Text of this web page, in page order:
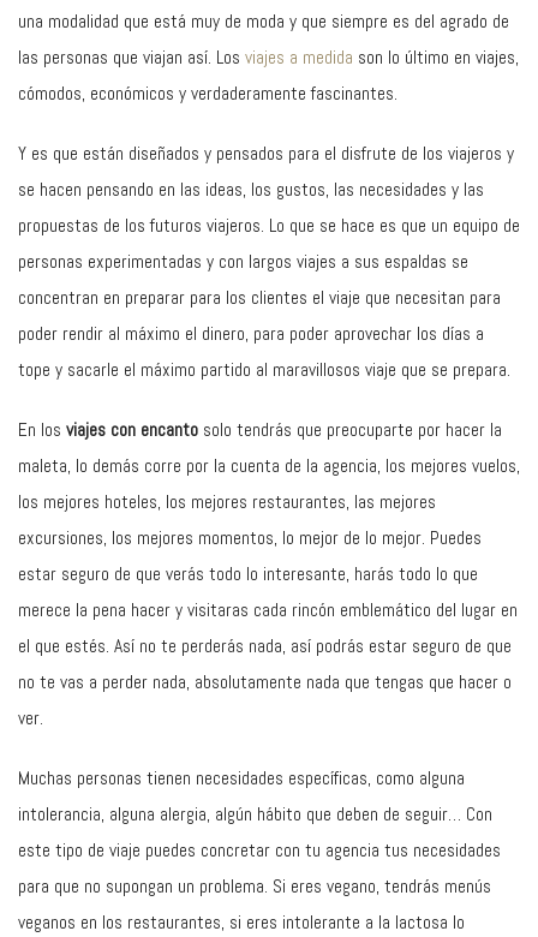
una modalidad que está muy de moda y que siempre es del agrado de
las personas que viajan así. Los viajes a medida son lo último en viajes,
cómodos, económicos y verdaderamente fascinantes.
Y es que están diseñados y pensados para el disfrute de los viajeros y
se hacen pensando en las ideas, los gustos, las necesidades y las
propuestas de los futuros viajeros. Lo que se hace es que un equipo de
personas experimentadas y con largos viajes a sus espaldas se
concentran en preparar para los clientes el viaje que necesitan para
poder rendir al máximo el dinero, para poder aprovechar los días a
tope y sacarle el máximo partido al maravillosos viaje que se prepara.
En los viajes con encanto solo tendrás que preocuparte por hacer la
maleta, lo demás corre por la cuenta de la agencia, los mejores vuelos,
los mejores hoteles, los mejores restaurantes, las mejores
excursiones, los mejores momentos, lo mejor de lo mejor. Puedes
estar seguro de que verás todo lo interesante, harás todo lo que
merece la pena hacer y visitaras cada rincón emblemático del lugar en
el que estés. Así no te perderás nada, así podrás estar seguro de que
no te vas a perder nada, absolutamente nada que tengas que hacer o
ver.
Muchas personas tienen necesidades específicas, como alguna
intolerancia, alguna alergia, algún hábito que deben de seguir… Con
este tipo de viaje puedes concretar con tu agencia tus necesidades
para que no supongan un problema. Si eres vegano, tendrás menús
veganos en los restaurantes, si eres intolerante a la lactosa lo